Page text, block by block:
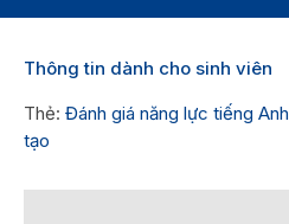
Thông tin dành cho sinh viên
Thẻ: Đánh giá năng lực tiếng Anh
tạo